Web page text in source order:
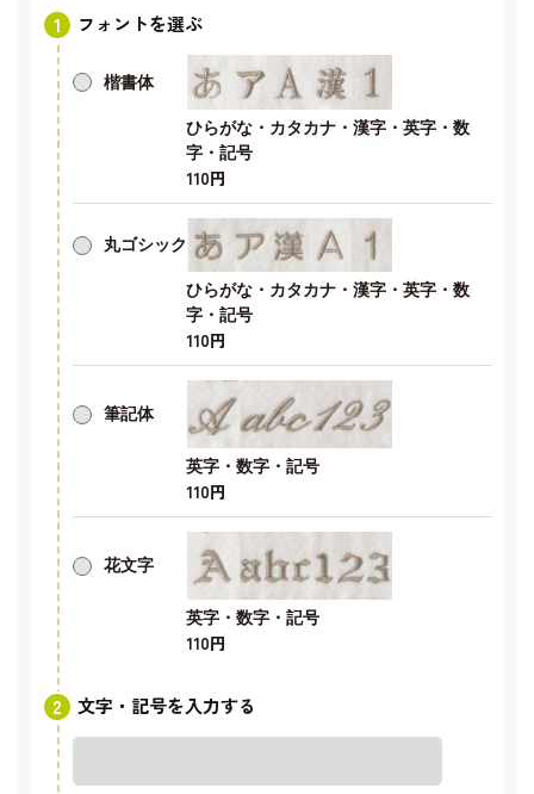
フォントを選ぶ
楷書体
ひらがな・カタカナ・漢字・英字・数
字・記号
110円
丸ゴシック
ひらがな・カタカナ・漢字・英字・数
字・記号
110円
筆記体
英字・数字・記号
110円
花文字
英字・数字・記号
110円
文字・記号を入力する